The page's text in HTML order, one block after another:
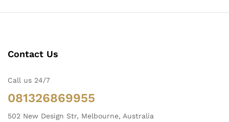
Contact Us
Call us 24/7
081326869955
502 New Design Str, Melbourne, Australia